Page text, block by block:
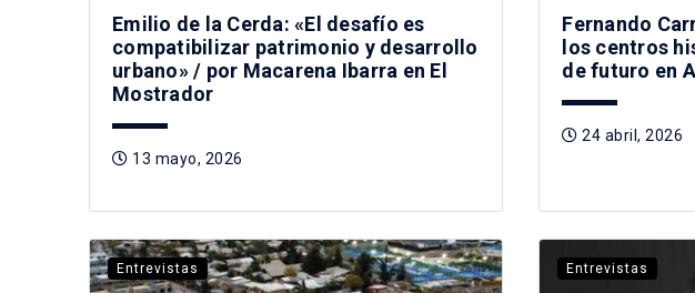
Emilio de la Cerda: «El desafío es
compatibilizar patrimonio y desarrollo
urbano» / por Macarena Ibarra en El
Mostrador
13 mayo, 2026
Fernando
los centros
de futuro en
24 abril, 2026
Entrevistas Entrevistas